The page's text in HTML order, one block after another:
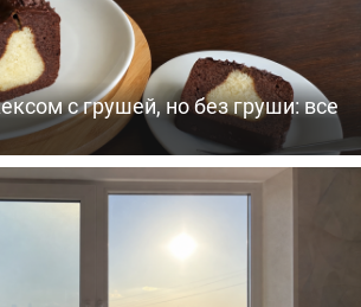
с грушей, но без груши: все